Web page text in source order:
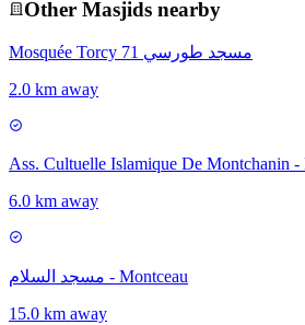
Other Masjids nearby
Mosquée Torcy 71 مسجد طورسي
2.0 km away
Ass. Cultuelle Islamique De Montchanin -
6.0 km away
مسجد السلام - Montceau
15.0 km away